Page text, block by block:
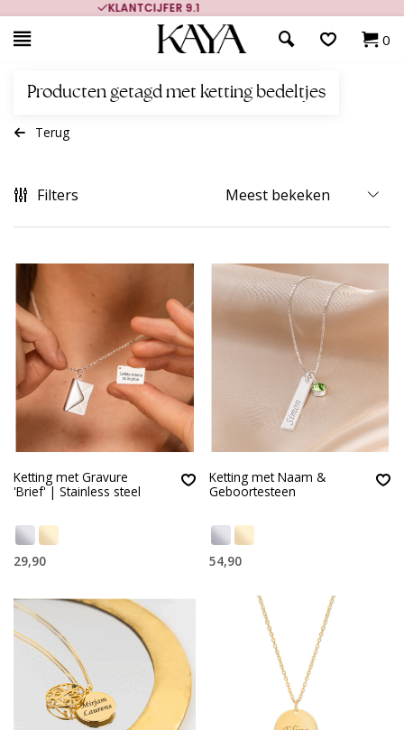
700.000+ TEVREDEN KLANTEN
0
Producten getagd met ketting bedeltjes
Terug
Filters
Ketting met Gravure
'Brief' | Stainless steel
29,90
Ketting met Naam &
Geboortesteen
54,90